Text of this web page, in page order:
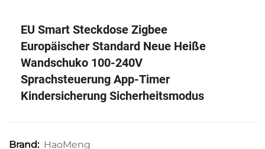
EU Smart Steckdose Zigbee
Europäischer Standard Neue Heiße
Wandschuko 100-240V
Sprachsteuerung App-Timer
Kindersicherung Sicherheitsmodus
Brand: HaoMeng